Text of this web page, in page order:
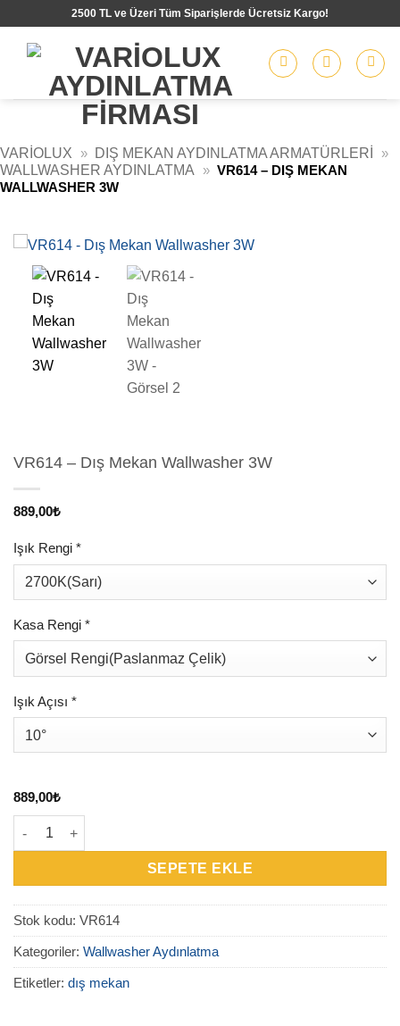
2500 TL ve Üzeri Tüm Siparişlerde Ücretsiz Kargo!
VARIOLUX » DIŞ MEKAN AYDINLATMA ARMATÜRLERI
»
WALLWASHER AYDINLATMA
» VR614 – DIŞ MEKAN
WALLWASHER 3W
VR614 – Dış Mekan Wallwasher 3W
889,00₺
Işık Rengi *
Kasa Rengi *
Işık Açısı *
889,00₺
VR614 - Dış Mekan Wallwasher 3W adet
SEPETE EKLE
Stok kodu: VR614
Kategoriler: Wallwasher Aydınlatma
Etiketler: dış mekan